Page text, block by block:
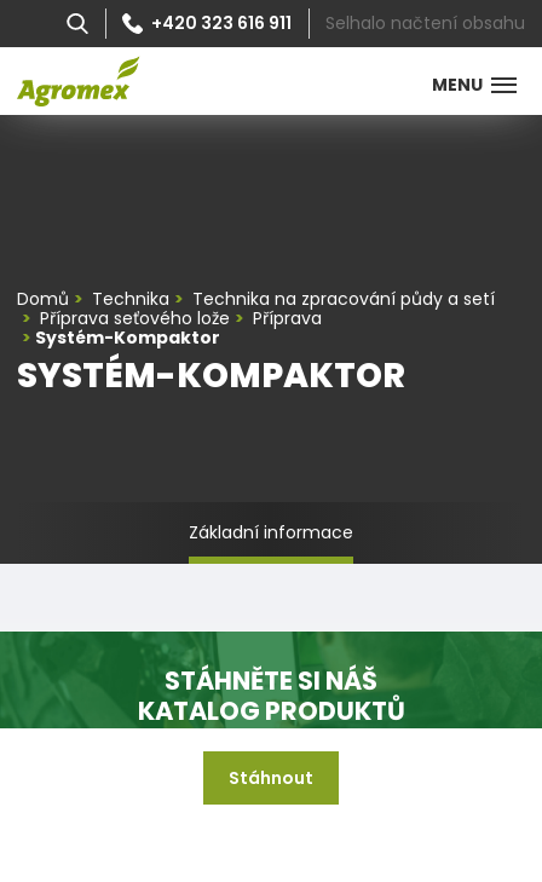
MENU
+420 323 616 911 Selhalo načtení obsahu
Domů Technika
Technika na zpracování půdy a setí
Příprava seťového lože
Příprava
Systém-Kompaktor
SYSTÉM-KOMPAKTOR
Základní informace
STÁHNĚTE SI NÁŠ
KATALOG PRODUKTŮ
Stáhnout